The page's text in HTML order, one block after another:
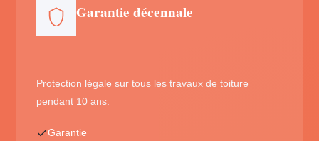
Garantie décennale
Protection légale sur tous les travaux de toiture
pendant 10 ans.
Garantie